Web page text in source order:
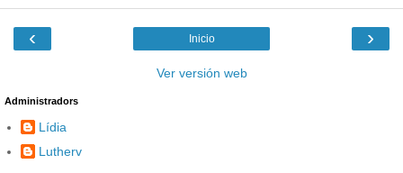
‹ ›
Inicio
Ver versión web
Administradors
Lídia
Lutherv